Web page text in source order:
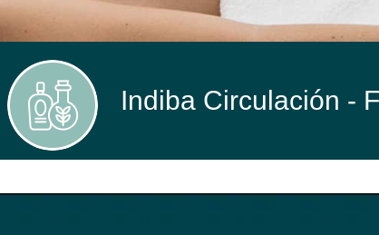
Indiba Circulación -